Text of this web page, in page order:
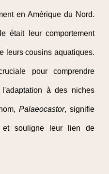
en Amérique du Nord.
était leur comportement
leurs cousins aquatiques.
pour comprendre
l'adaptation à des niches
Palaeocastor, signifie
et souligne leur lien de